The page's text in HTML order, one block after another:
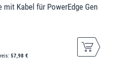
mit Kabel für PowerEdge Gen
57,98 €